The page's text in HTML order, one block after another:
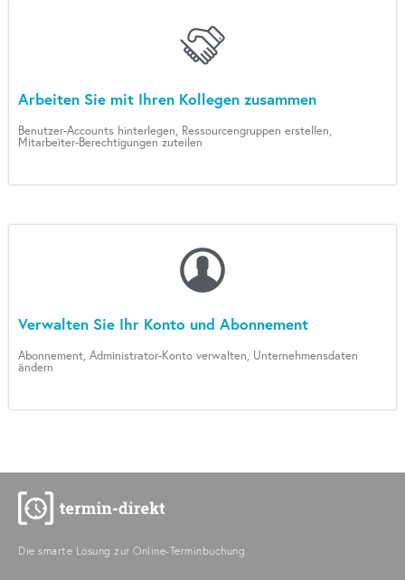
Arbeiten Sie mit Ihren Kollegen zusammen
Benutzer-Accounts hinterlegen, Ressourcengruppen erstellen,
Mitarbeiter-Berechtigungen zuteilen
Verwalten Sie Ihr Konto und Abonnement
Abonnement, Administrator-Konto verwalten, Unternehmensdaten
ändern
Die smarte Lösung zur Online-Terminbuchung.